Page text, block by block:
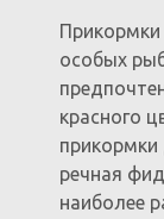
Прикормки
особых
красного
речная
наиболее